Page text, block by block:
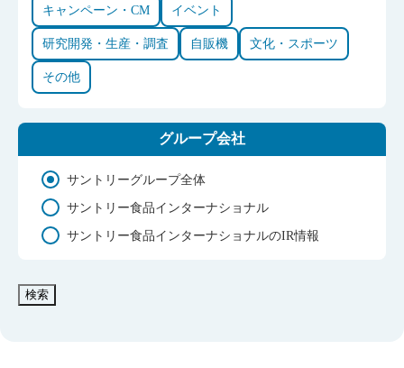
キャンペーン・CM イベント
研究開発・生産・調査 自販機 文化・スポーツ
その他
グループ会社
サントリーグループ全体
サントリー食品インターナショナル
サントリー食品インターナショナルのIR情報
検索